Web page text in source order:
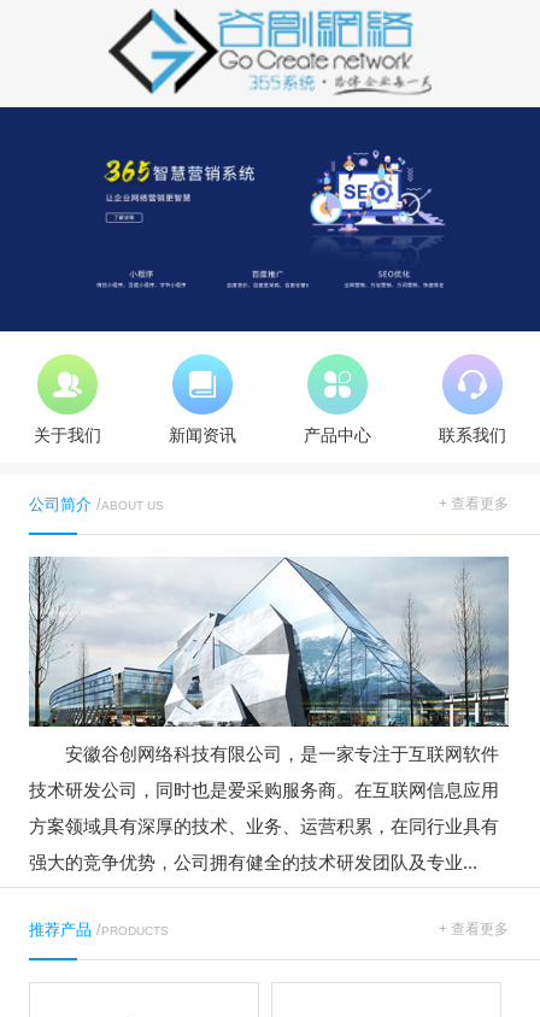
关于我们 新闻资讯 产品中心 联系我们
公司简介 /ABOUT US + 查看更多
安徽谷创网络科技有限公司，是一家专注于互联网软件
技术研发公司，同时也是爱采购服务商。在互联网信息应用
方案领域具有深厚的技术、业务、运营积累，在同行业具有
强大的竞争优势，公司拥有健全的技术研发团队及专业...
推荐产品 /PRODUCTS + 查看更多